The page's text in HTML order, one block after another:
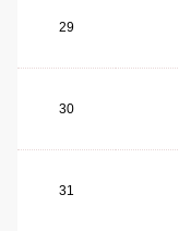
29
30
31